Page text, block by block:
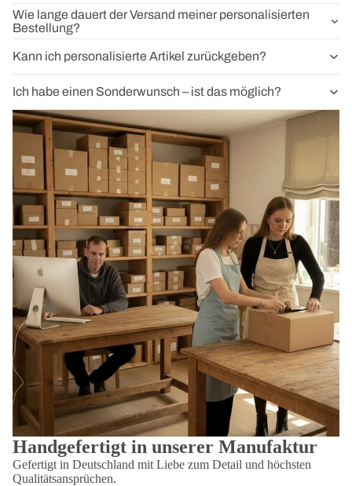
Wie lange dauert der Versand meiner personalisierten
Bestellung?
Kann ich personalisierte Artikel zurückgeben?
Ich habe einen Sonderwunsch – ist das möglich?
Handgefertigt in unserer Manufaktur
Gefertigt in Deutschland mit Liebe zum Detail und höchsten
Qualitätsansprüchen.